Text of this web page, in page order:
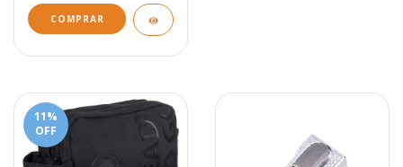
COMPRAR
11%
OFF